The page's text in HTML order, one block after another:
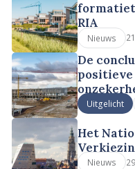
RIA
Nieuws
De
positieve
Uitgelicht
Het
Nieuws